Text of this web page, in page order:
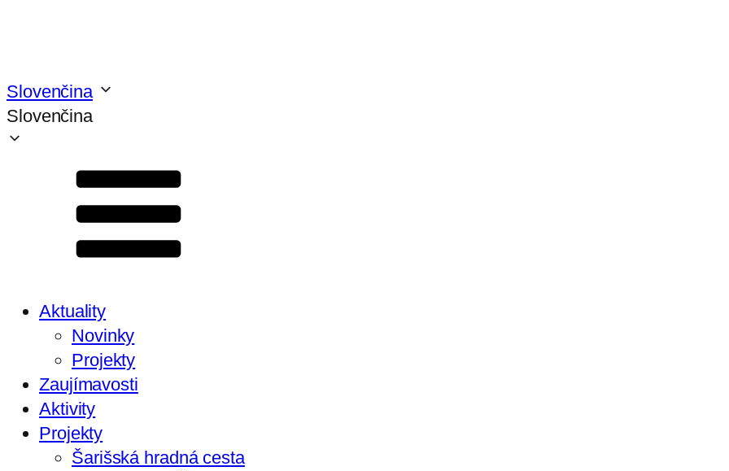
Slovenčina
Slovenčina
Aktuality
Novinky
Projekty
Zaujímavosti
Aktivity
Projekty
Šarišská hradná cesta